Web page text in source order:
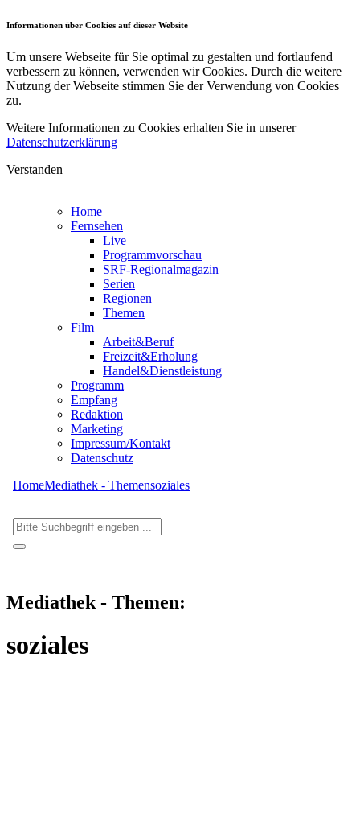
Informationen über Cookies auf dieser Website
Um unsere Webseite für Sie optimal zu gestalten und fortlaufend
verbessern zu können, verwenden wir Cookies. Durch die weitere
Nutzung der Webseite stimmen Sie der Verwendung von Cookies
zu.
Weitere Informationen zu Cookies erhalten Sie in unserer
Datenschutzerklärung
Verstanden
Home
Fernsehen
Live
Programmvorschau
SRF-Regionalmagazin
Serien
Regionen
Themen
Film
Arbeit&Beruf
Freizeit&Erholung
Handel&Dienstleistung
Programm
Empfang
Redaktion
Marketing
Impressum/Kontakt
Datenschutz
HomeMediathek - Themensoziales
Mediathek - Themen:
soziales